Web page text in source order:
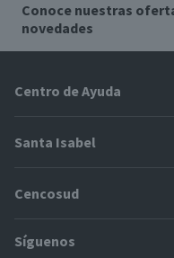
Conoce nuestras
novedades
Centro de Ayuda
Problemas con tu pedido
Cómo modificar mis datos
Modos de entrega y cobertura
Santa Isabel
Proveedores
Cencosud
Paris
Síguenos